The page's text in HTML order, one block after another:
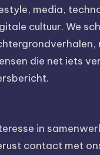
media,
cultuur. We
die net iets
in
contact met